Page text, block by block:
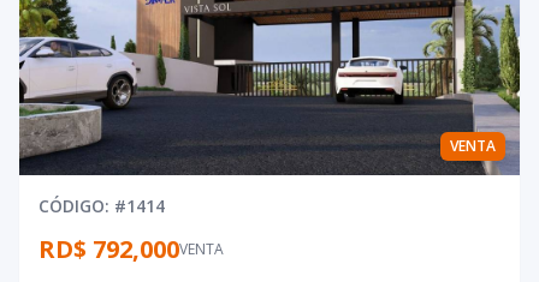
VENTA
CÓDIGO: #1414
VENTA
RD$ 792,000